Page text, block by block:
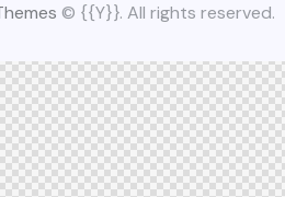
© {{Y}}. All rights reserved.